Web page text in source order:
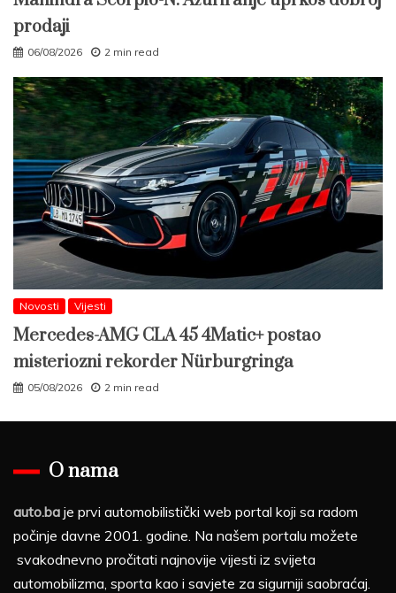
prodaji
06/08/2026 2 min read
Novosti Vijesti
Mercedes-AMG CLA 45 4Matic+ postao
misteriozni rekorder Nürburgringa
05/08/2026 2 min read
O nama
auto.ba je prvi automobilistički web portal koji sa radom
počinje davne 2001. godine. Na našem portalu možete
svakodnevno pročitati najnovije vijesti iz svijeta
automobilizma, sporta kao i savjete za sigurniji saobraćaj.